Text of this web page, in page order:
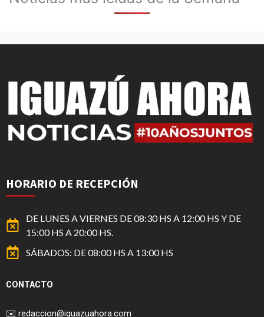
HORARIO DE RECEPCIÓN
DE LUNES A VIERNES DE 08:30 HS A 12:00 HS Y DE
15:00 HS A 20:00 HS.
SÁBADOS: DE 08:00 HS A 13:00 HS
CONTACTO
✉️ redaccion@iguazuahora.com